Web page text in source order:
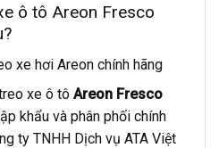
ô tô Areon Fresco
xe hơi Areon chính hãng
xe ô tô Areon Fresco
khẩu và phân phối chính
ty TNHH Dịch vụ ATA Việt